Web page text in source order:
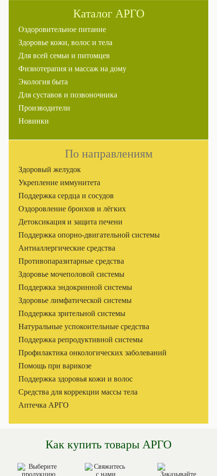
Каталог АРГО
Оздоровительное питание
Здоровье кожи, волос и тела
Для всей семьи и питомцев
Физиотерапия и массаж на дому
Экология быта
Для суставов и позвоночника
Производители
Новинки
По направлениям
Здоровый желудок
Укрепление иммунитета
Поддержка сердца и сосудов
Оздоровление бронхов и лёгких
Детоксикация и защита печени
Поддержка опорно-двигательной системы
Антиаллергические средства
Противопаразитарные средства
Здоровье мочеполовой системы
Поддержка эндокринной системы
Здоровье лимфатической системы
Поддержка зрительной системы
Натуральные успокоительные средства
Поддержка репродуктивной системы
Профилактика онкологических заболеваний
Помощь при варикозе
Поддержка здоровья кожи и волос
Средства для коррекции массы тела
Аптечка АРГО
Как купить товары АРГО